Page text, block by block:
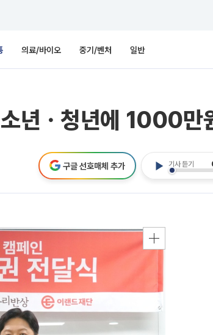
의료/바이오 중기/벤처 일반
년ㆍ청년에 1000만
기사 듣기
구글 선호매체 추가